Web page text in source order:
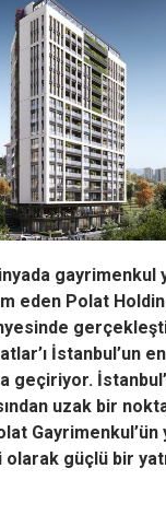
gayrimenkul
eden Polat
İstanbul’un
geçiriyor.
uzak bir
güçlü bir